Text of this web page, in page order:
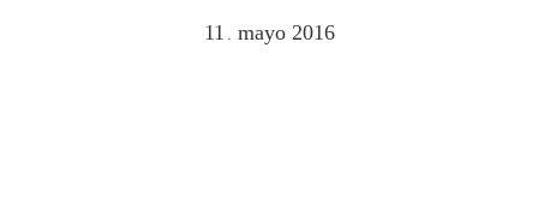
11 mayo 2016